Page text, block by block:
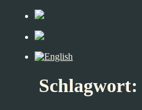
Schlagwort: